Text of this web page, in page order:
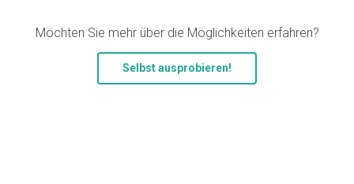
Möchten Sie mehr über die Möglichkeiten erfahren?
Selbst ausprobieren!